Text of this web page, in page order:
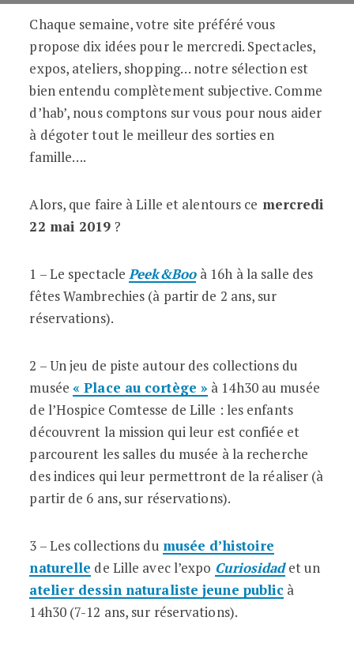
Les 10 idées du mercredi 22 mai 2019
Chaque semaine, votre site préféré vous
propose dix idées pour le mercredi. Spectacles,
expos, ateliers, shopping… notre sélection est
bien entendu complètement subjective. Comme
d’hab’, nous comptons sur vous pour nous aider
à dégoter tout le meilleur des sorties en
famille….
Alors, que faire à Lille et alentours ce mercredi
22 mai 2019 ?
1 – Le spectaclePeek&Boo à 16h à la salle des
fêtes Wambrechies (à partir de 2 ans, sur
réservations).
2 – Un jeu de piste autour des collections du
musée« Place au cortège » à 14h30 au musée
de l’Hospice Comtesse de Lille : les enfants
découvrent la mission qui leur est confiée et
parcourent les salles du musée à la recherche
des indices qui leur permettront de la réaliser (à
partir de 6 ans, sur réservations).
3 – Les collections du musée d’histoire
naturelle de Lille avec l’expo Curiosidadet un
atelier dessin naturaliste jeune public à
14h30 (7-12 ans, sur réservations).